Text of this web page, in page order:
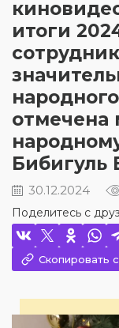
итоги
отмечена
Бибигуль
30.12.2024
Поделитесь с
Скопировать